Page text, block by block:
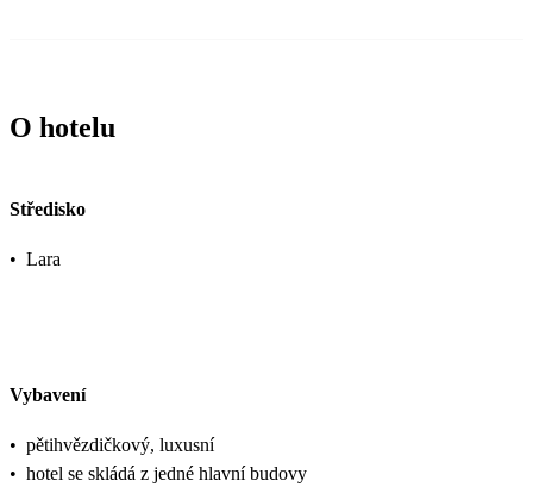
O hotelu
Středisko
• Lara
Vybavení
• pětihvězdičkový, luxusní
• hotel se skládá z jedné hlavní budovy